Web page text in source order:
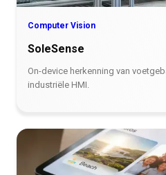
Computer Vision
SoleSense
On-device herkenning van
industriële HMI.